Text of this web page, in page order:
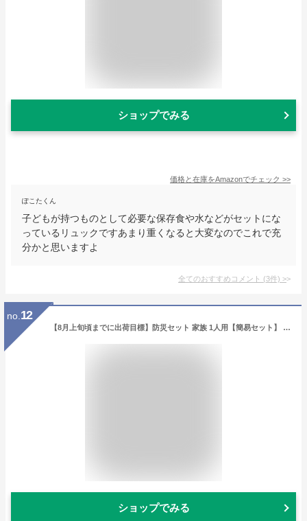
ショップでみる
価格と在庫をAmazonでチェック >>
ぽこたくん
子どもが持つものとして必要な保存食や水などがセットにな
っているリュックですあまり重くなると大変なのでこれで充
分かと思いますよ
全てのおすすめコメント (3件) >
no. 12
【8月上旬頃までに出荷目標】防災セット 家族 1人用【簡易セット】 防災グッズ セット 非常用持ち出し袋 非常持ち出し袋 防災用品 避難セット 防災グッツ 子供用 女性用 男性用 災害 グッズ 防災リュック 結婚祝い 地震 避難袋 災害用品 災害グッズ 非常持出袋 ギフト
ショップでみる